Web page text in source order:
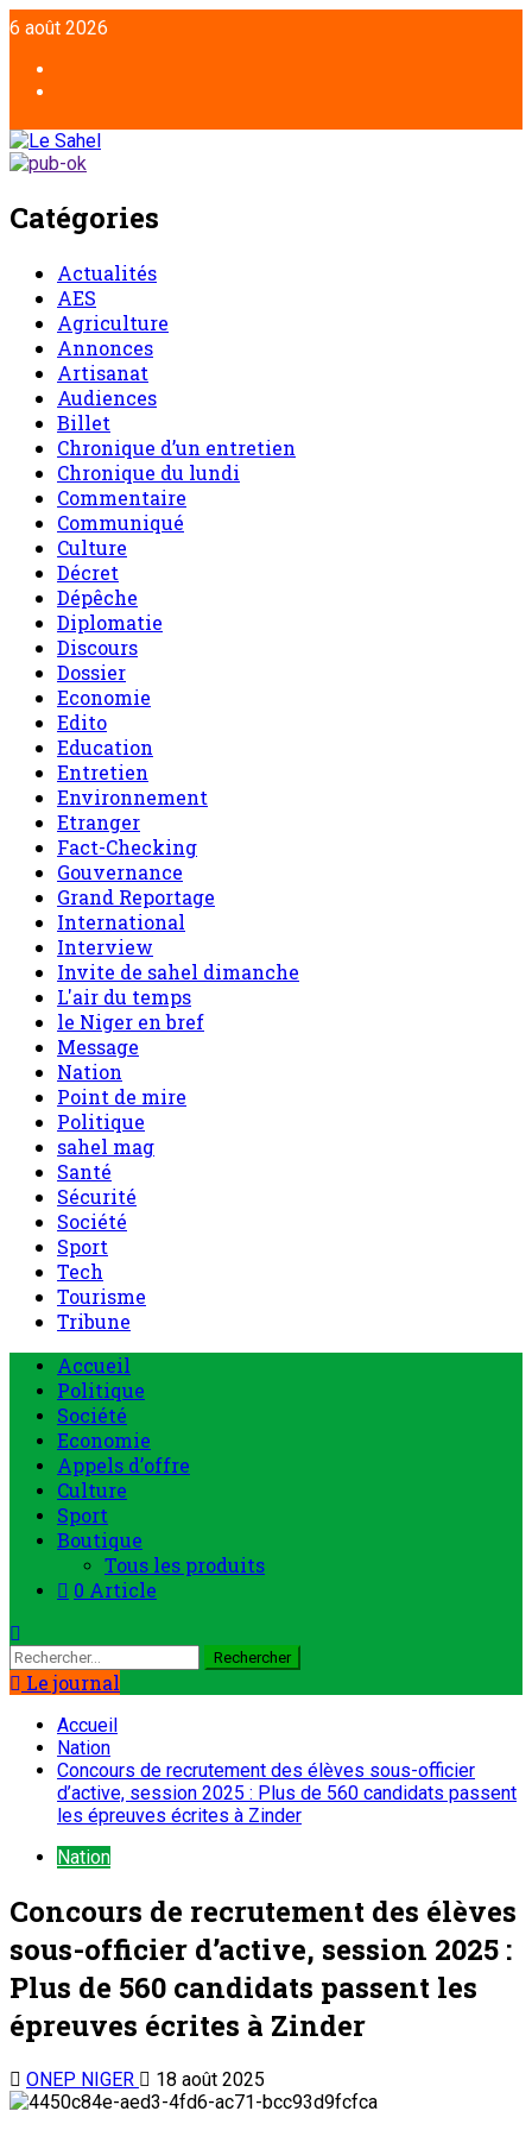
Aller
au
contenu
6 août 2026
Catégories
Actualités
AES
Agriculture
Annonces
Artisanat
Audiences
Billet
Chronique d’un entretien
Chronique du lundi
Commentaire
Communiqué
Culture
Décret
Dépêche
Diplomatie
Discours
Dossier
Economie
Edito
Education
Entretien
Environnement
Etranger
Fact-Checking
Gouvernance
Grand Reportage
International
Interview
Invite de sahel dimanche
L'air du temps
le Niger en bref
Message
Nation
Point de mire
Politique
sahel mag
Santé
Sécurité
Société
Sport
Tech
Tourisme
Tribune
Menu
principal
Accueil
Politique
Société
Economie
Appels d’offre
Culture
Sport
Boutique
Tous les produits
0 Article
Rechercher :
Le journal
Accueil
Nation
Concours de recrutement des élèves sous-officier
d’active, session 2025 : Plus de 560 candidats passent
les épreuves écrites à Zinder
Nation
Concours de recrutement des élèves
sous-officier d’active, session 2025 :
Plus de 560 candidats passent les
épreuves écrites à Zinder
ONEP NIGER 18 août 2025